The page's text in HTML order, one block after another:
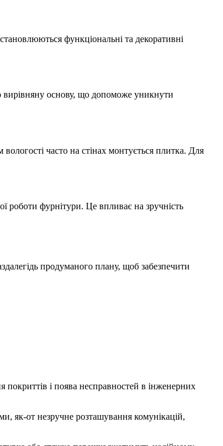
функціональні та декоративні
вирівняну основу, що допоможе уникнути
часто на стінах монтується плитка. Для
роботи фурнітури. Це впливає на зручність
продуманого плану, щоб забезпечити
і поява несправностей в інженерних
як-от незручне розташування комунікацій,